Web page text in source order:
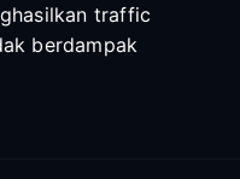
traffic
berdampak